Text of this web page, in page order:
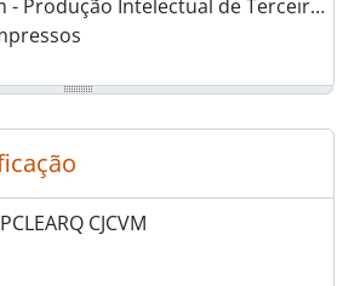
Intelectual de Terceiros manuscrita
CJCVM